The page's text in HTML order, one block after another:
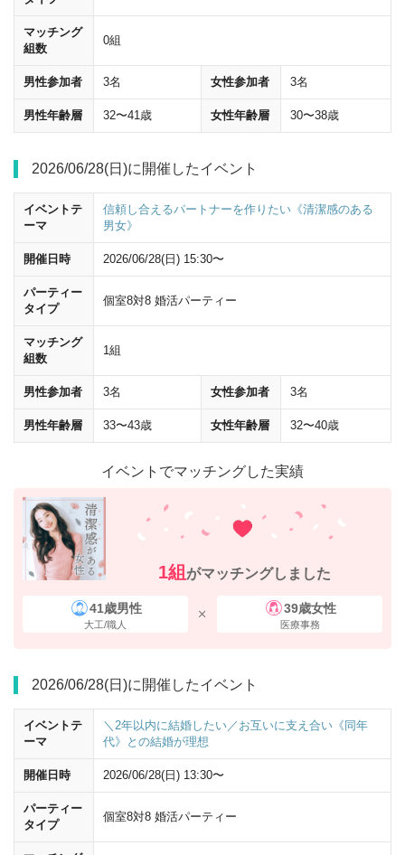
マッチング
組数
0組
男性参加者 3名 女性参加者 3名
男性年齢層 32〜41歳 女性年齢層 30〜38歳
2026/06/28(日)に開催したイベント
イベントテ
ーマ
信頼し合えるパートナーを作りたい《清潔感のある
男女》
開催日時 2026/06/28(日) 15:30〜
パーティー
タイプ
個室8対8 婚活パーティー
マッチング
組数
1組
男性参加者 3名 女性参加者 3名
男性年齢層 33〜43歳 女性年齢層 32〜40歳
イベントでマッチングした実績
1組 がマッチングしました
41歳男性
大工/職人
39歳女性
医療事務
2026/06/28(日)に開催したイベント
イベントテ
ーマ
＼2年以内に結婚したい／お互いに支え合い《同年
代》との結婚が理想
開催日時 2026/06/28(日) 13:30〜
パーティー
タイプ
個室8対8 婚活パーティー